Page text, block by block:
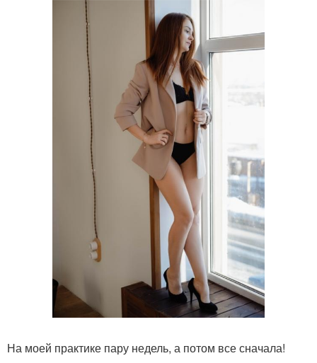
На моей практике пару недель, а потом все сначала!